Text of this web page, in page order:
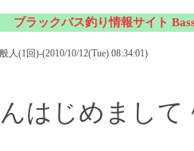
ブラックバス釣り情報サイト
人(1回)-(2010/10/12(Tue) 08:34:01)
はじめまして